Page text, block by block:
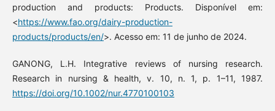
production and products: Products. Disponível em:
<https://www.fao.org/dairy-production-
products/products/en/>. Acesso em: 11 de junho de 2024.
GANONG, L.H. Integrative reviews of nursing research.
Research in nursing & health, v. 10, n. 1, p. 1–11, 1987.
https://doi.org/10.1002/nur.4770100103